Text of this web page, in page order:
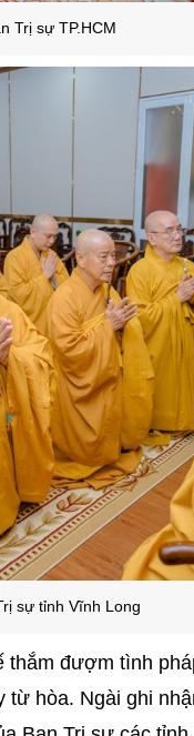
Trị sự TP.HCM
sự tỉnh Vĩnh Long
thắm đượm tình
hòa. Ngài ghi